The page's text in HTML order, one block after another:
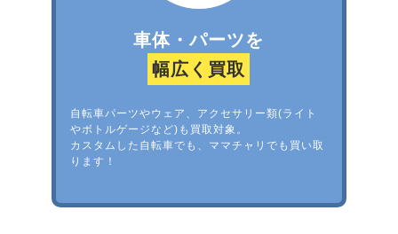
車体・パーツを
幅広く買取
自転車パーツやウェア、アクセサリー類(ライト
やボトルゲージなど)も買取対象。
カスタムした自転車でも、ママチャリでも買い取
ります！